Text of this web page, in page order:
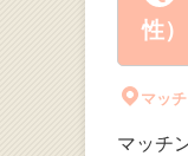
性）
マッ
マッチ